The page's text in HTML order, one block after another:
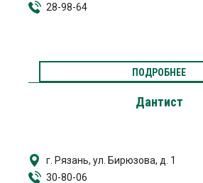
28-98-64
ПОДРОБНЕЕ
Дантист
г. Рязань, ул. Бирюзова, д. 1
30-80-06